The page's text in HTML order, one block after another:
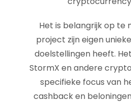
Het is belangrijk op te
project zijn eigen
doelstellingen heeft.
StormX en andere
specifieke focus van
cashback en